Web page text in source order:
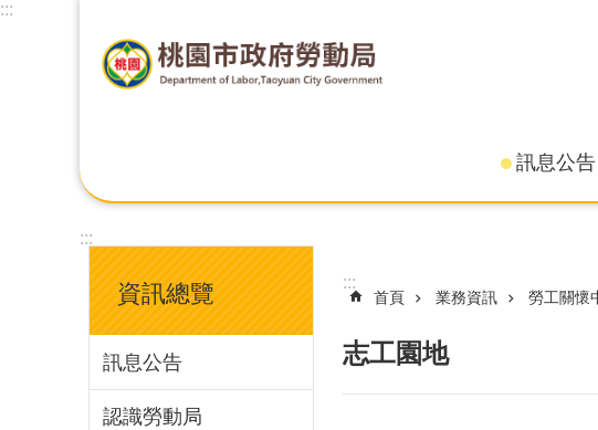
:::
訊息公告
:::
資訊總覽
訊息公告
認識勞動局
:::
首頁 業務資訊 勞工關懷
志工園地